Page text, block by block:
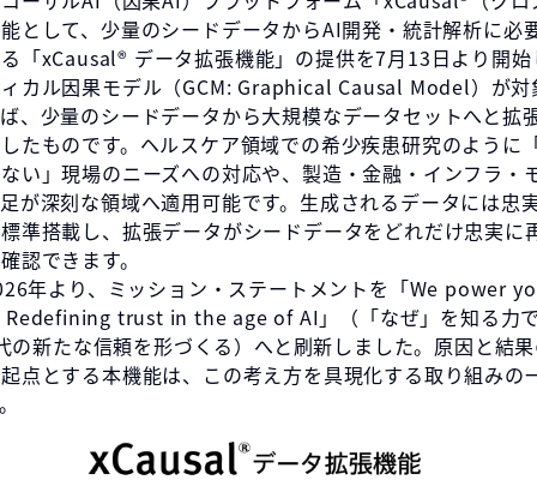
として、少量のシードデータからAI開発・統計解析に必
「xCausal®︎ データ拡張機能」の提供を7月13日より開始
カル因果モデル（GCM: Graphical Causal Model）が対
、少量のシードデータから大規模なデータセットへと拡
たものです。ヘルスケア領域での希少疾患研究のように
い」現場のニーズへの対応や、製造・金融・インフラ・
が深刻な領域へ適用可能です。生成されるデータには
準搭載し、拡張データがシードデータをどれだけ忠実に
認できます。
年より、ミッション・ステートメントを「We power
trust in the age of AI」（「なぜ」を知る力
の新たな信頼を形づくる）へと刷新しました。原因と結
点とする本機能は、この考え方を具現化する取り組みの